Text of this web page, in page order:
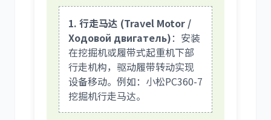
1. 行走马达 (Travel Motor /
Ходовой двигатель)：安装
在挖掘机或履带式起重机下部
行走机构，驱动履带转动实现
设备移动。例如：小松PC360-7
挖掘机行走马达。